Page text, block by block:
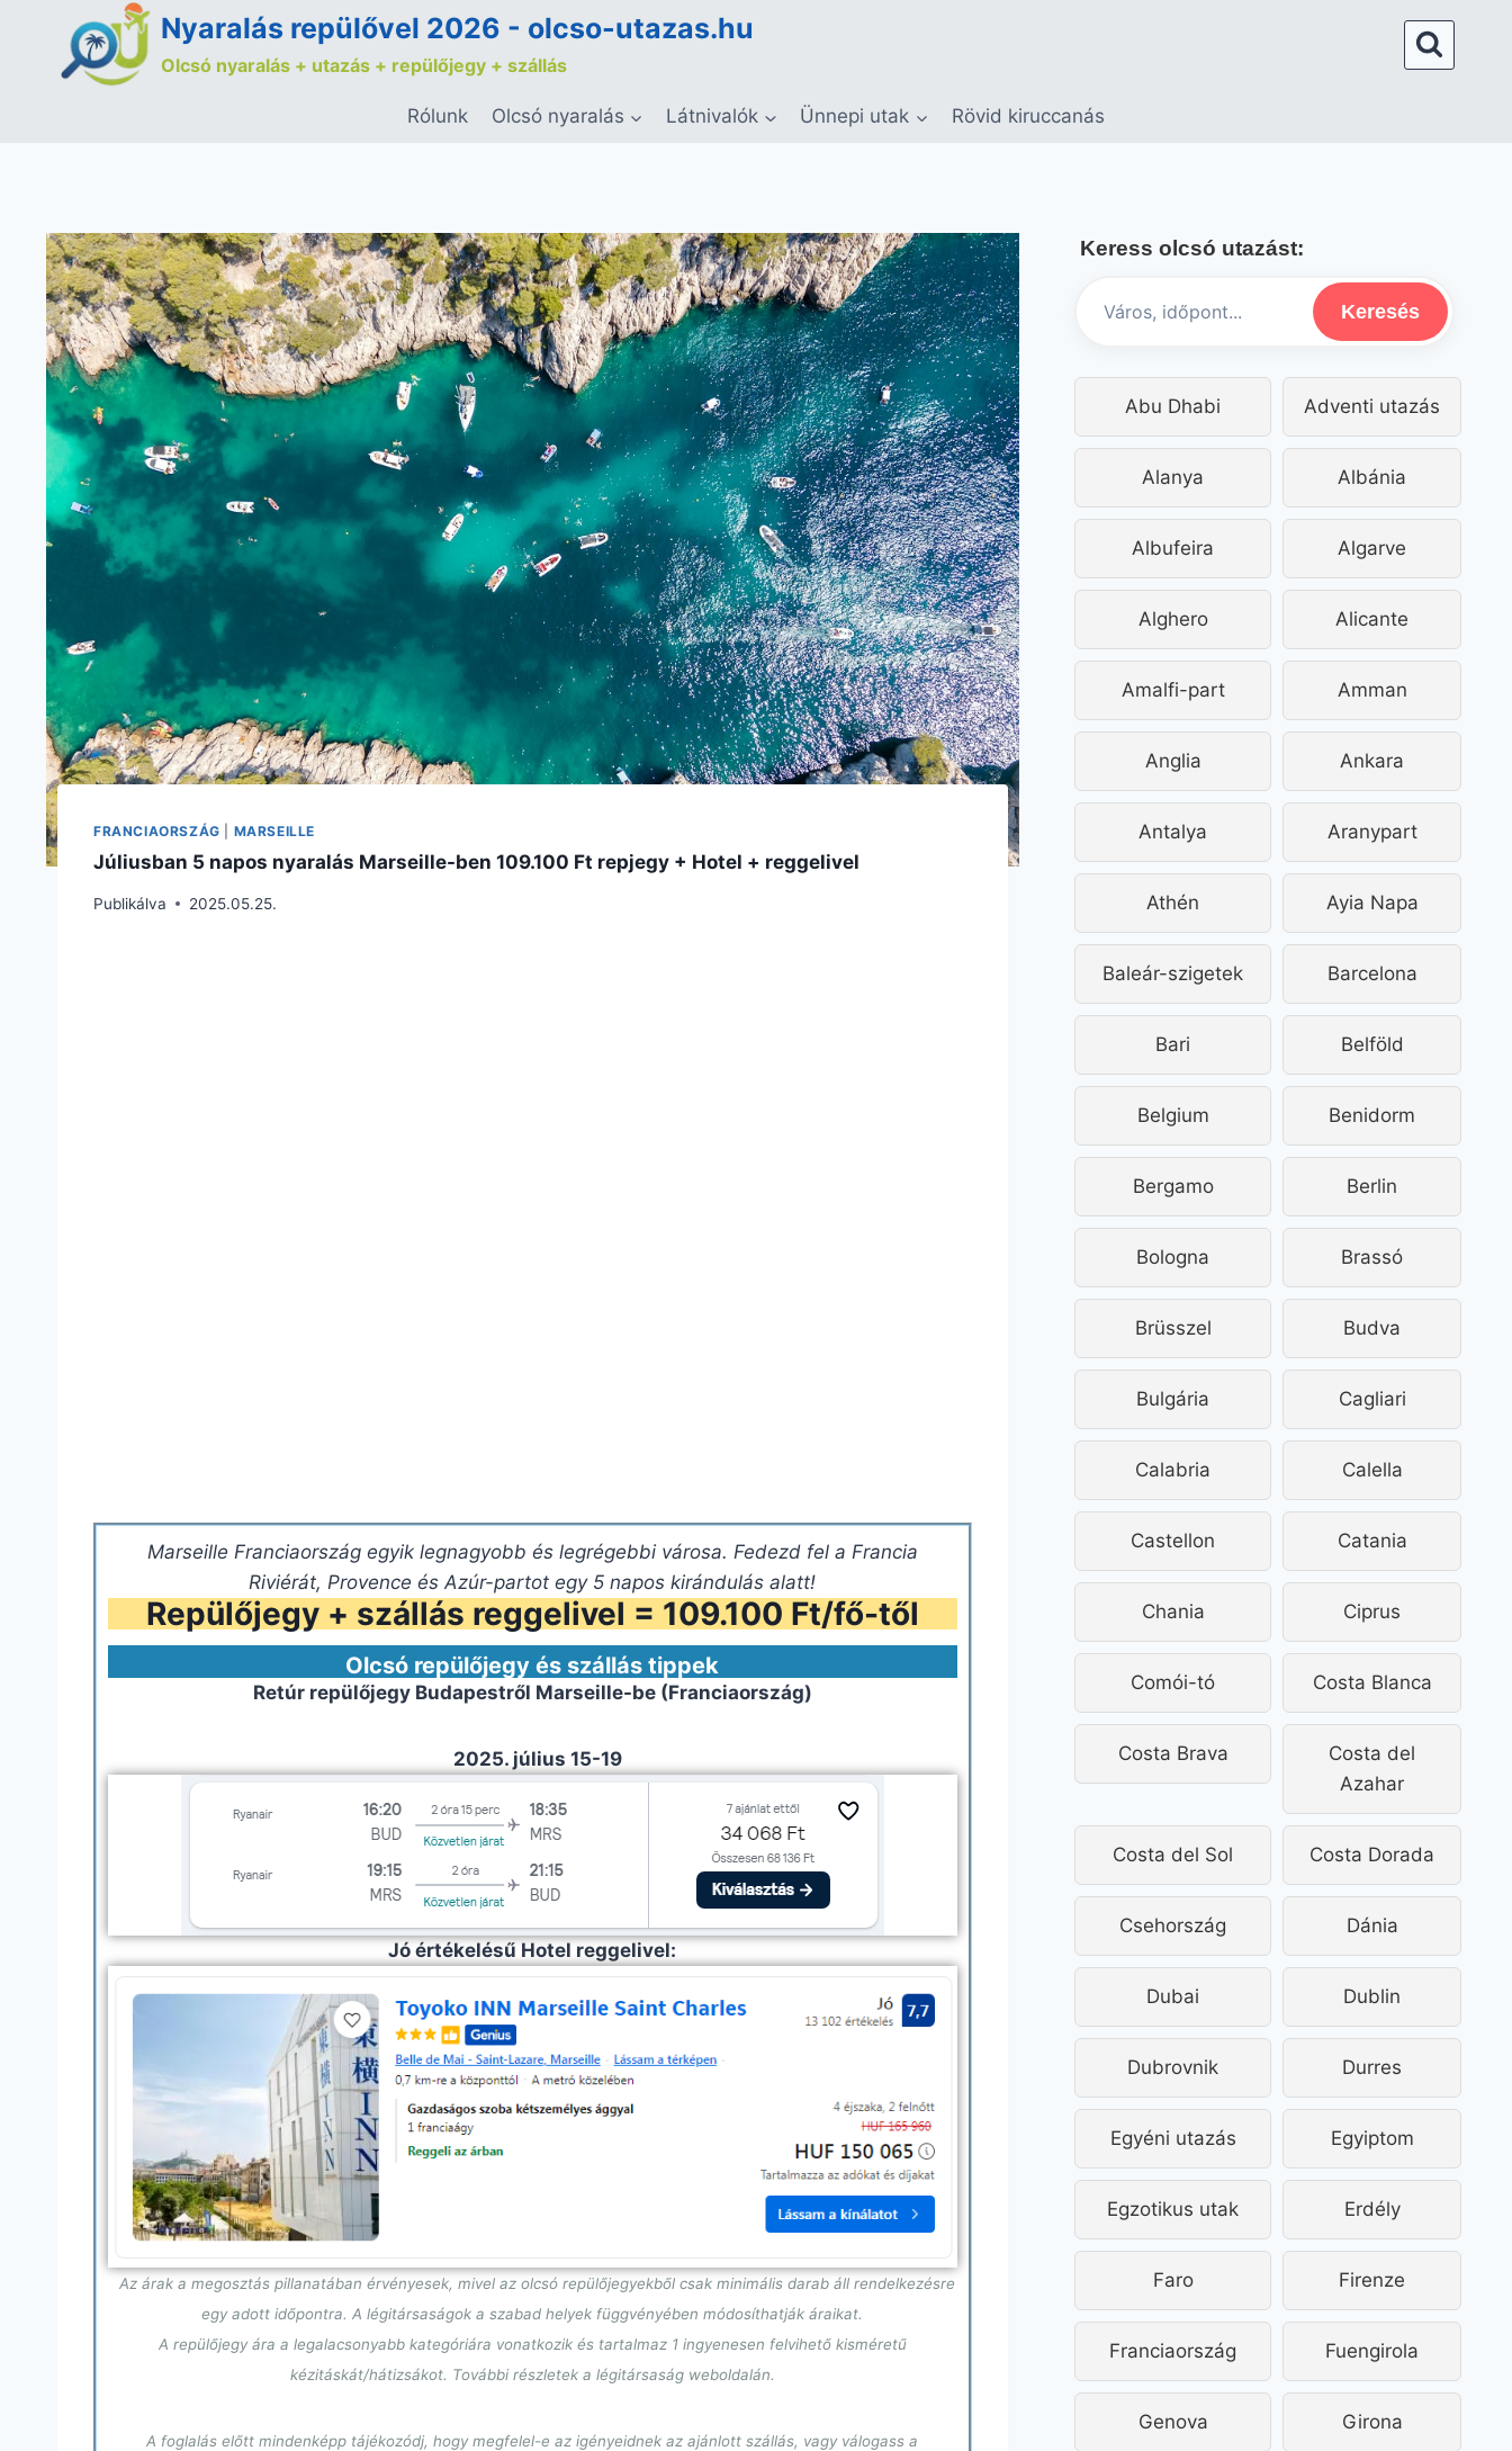
Nyaralás repülővel 2026 - olcso-utazas.hu
Olcsó nyaralás + utazás + repülőjegy + szállás
Rólunk Olcsó nyaralás Látnivalók Ünnepi utak Rövid kiruccanás
FRANCIAORSZÁG MARSEILLE
Júliusban 5 napos nyaralás Marseille-ben 109.100 Ft repjegy + Hotel + reggelivel
Publikálva 2025.05.25.
Marseille Franciaország egyik legnagyobb és legrégebbi városa. Fedezd fel a Francia
Riviérát, Provence és Azúr-partot egy 5 napos kirándulás alatt!
Repülőjegy + szállás reggelivel = 109.100 Ft/fő-től
Olcsó repülőjegy és szállás tippek
Retúr repülőjegy Budapestről Marseille-be (Franciaország)
2025. július 15-19
Jó értékelésű Hotel reggelivel:
Az árak a megosztás pillanatában érvényesek, mivel az olcsó repülőjegyekből csak minimális darab áll rendelkezésre
egy adott időpontra. A légitársaságok a szabad helyek függvényében módosíthatják áraikat.
A repülőjegy ára a legalacsonyabb kategóriára vonatkozik és tartalmaz 1 ingyenesen felvihető kisméretű
kézitáskát/hátizsákot. További részletek a légitársaság weboldalán.
A foglalás előtt mindenképp tájékozódj, hogy megfelel-e az igényeidnek az ajánlott szállás, vagy válogass a
Keress olcsó utazást:
Keresés
Abu Dhabi Adventi utazás
Alanya Albánia
Albufeira Algarve
Alghero Alicante
Amalfi-part Amman
Anglia Ankara
Antalya Aranypart
Athén Ayia Napa
Baleár-szigetek Barcelona
Bari Belföld
Belgium Benidorm
Bergamo Berlin
Bologna Brassó
Brüsszel Budva
Bulgária Cagliari
Calabria Calella
Castellon Catania
Chania Ciprus
Comói-tó Costa Blanca
Costa Brava
Costa del
Azahar
Costa del Sol Costa Dorada
Csehország Dánia
Dubai Dublin
Dubrovnik Durres
Egyéni utazás Egyiptom
Egzotikus utak Erdély
Faro Firenze
Franciaország Fuengirola
Genova Girona